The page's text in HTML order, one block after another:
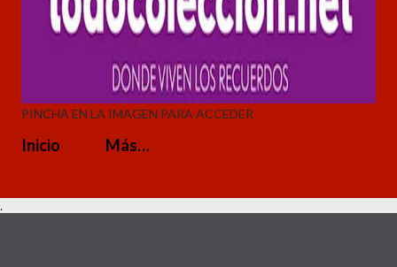
PINCHA EN LA IMAGEN PARA ACCEDER
Inicio Más…
.